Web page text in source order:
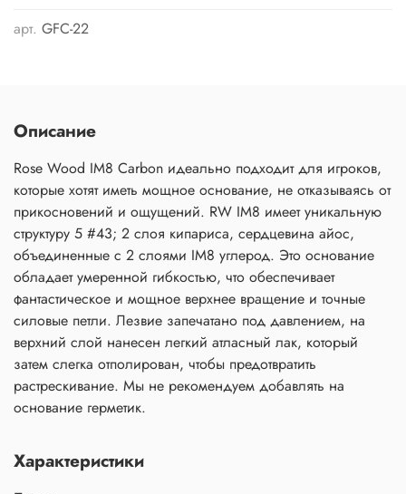
арт. GFC-22
Описание
Rose Wood IM8 Carbon идеально подходит для игроков,
которые хотят иметь мощное основание, не отказываясь от
прикосновений и ощущений. RW IM8 имеет уникальную
структуру 5 #43; 2 слоя кипариса, сердцевина айос,
объединенные с 2 слоями IM8 углерод. Это основание
обладает умеренной гибкостью, что обеспечивает
фантастическое и мощное верхнее вращение и точные
силовые петли. Лезвие запечатано под давлением, на
верхний слой нанесен легкий атласный лак, который
затем слегка отполирован, чтобы предотвратить
растрескивание. Мы не рекомендуем добавлять на
основание герметик.
Характеристики